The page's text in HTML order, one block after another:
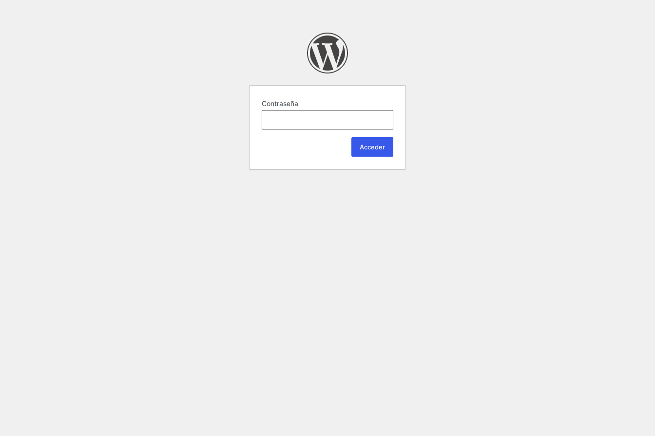
Contraseña